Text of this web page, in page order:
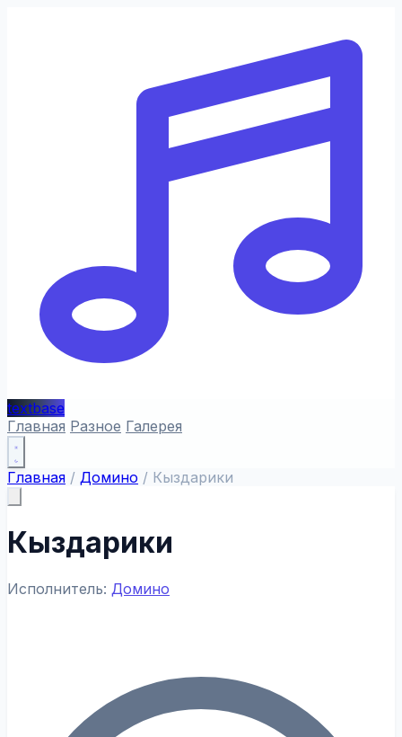
textbase
Главная Разное Галерея
Главная / Домино / Кыздарики
Кыздарики
Исполнитель: Домино